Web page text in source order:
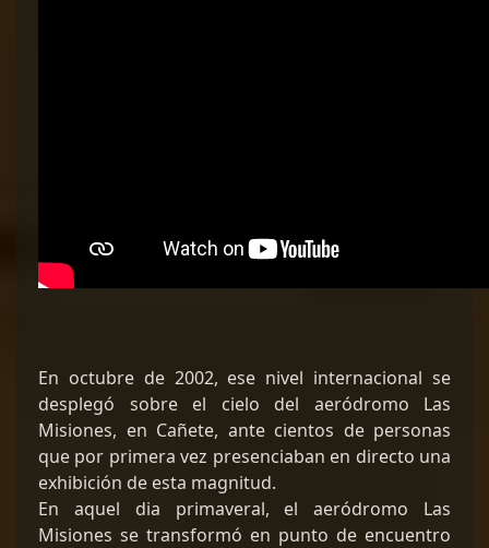
En octubre de 2002, ese nivel internacional se
desplegó sobre el cielo del aeródromo Las
Misiones, en Cañete, ante cientos de personas
que por primera vez presenciaban en directo una
exhibición de esta magnitud.
En aquel dia primaveral, el aeródromo Las
Misiones se transformó en punto de encuentro